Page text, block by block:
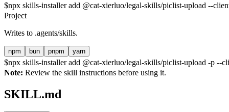
$npx skills-installer add @cat-xierluo/legal-skills/piclist-upload --
Project
Writes to .agents/skills.
npm bun pnpm yarn
$npx skills-installer add @cat-xierluo/legal-skills/piclist-upload -p --
Note: Review the skill instructions before using it.
SKILL.md